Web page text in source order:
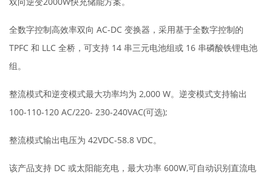
全数字控制高效率双向 AC-DC 变换器，采用基于全数字控制的
TPFC 和 LLC 全桥，可支持 14 串三元电池组或 16 串磷酸铁锂电池
组。
整流模式和逆变模式最大功率均为 2,000 W。逆变模式支持输出
100-110-120 AC/220- 230-240VAC(可选);
整流模式输出电压为 42VDC-58.8 VDC。
该产品支持 DC 或太阳能充电，最大功率 600W,可自动识别直流电